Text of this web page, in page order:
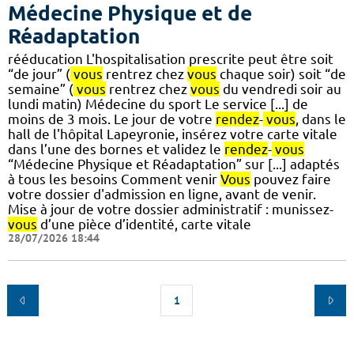
Médecine Physique et de
Réadaptation
rééducation L'hospitalisation prescrite peut être soit
“de jour” ( vous rentrez chez vous chaque soir) soit “de
semaine” ( vous rentrez chez vous du vendredi soir au
lundi matin) Médecine du sport Le service [...] de
moins de 3 mois. Le jour de votre rendez- vous , dans le
hall de l'hôpital Lapeyronie, insérez votre carte vitale
dans l’une des bornes et validez le rendez- vous
“Médecine Physique et Réadaptation” sur [...] adaptés
à tous les besoins Comment venir Vous pouvez faire
votre dossier d'admission en ligne, avant de venir.
Mise à jour de votre dossier administratif : munissez-
vous d’une pièce d’identité, carte vitale
28/07/2026 18:44
1